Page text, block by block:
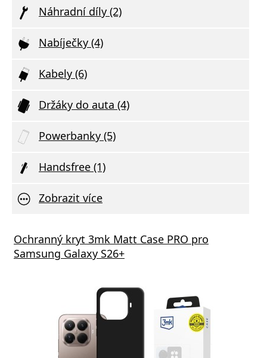
Náhradní díly (2)
Nabíječky (4)
Kabely (6)
Držáky do auta (4)
Powerbanky (5)
Handsfree (1)
Zobrazit více
Ochranný kryt 3mk Matt Case PRO pro
Samsung Galaxy S26+